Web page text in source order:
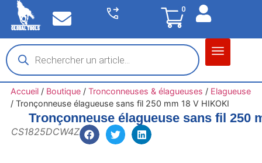
0
Accueil/ Boutique/ Tronconneuses & élagueuses / Elagueuse
/ Tronçonneuse élagueuse sans fil 250 mm 18 V HIKOKI
Tronçonneuse élagueuse sans fil 250
CS1825DCW4Z